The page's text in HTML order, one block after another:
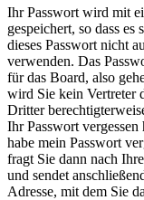
Ihr Passwort wird mit
gespeichert, so dass
dieses Passwort nicht
verwenden. Das
für das Board, also
wird Sie kein Vertreter
Dritter
Ihr Passwort
habe mein Passwort
fragt Sie dann nach
und sendet
Adresse, mit dem Sie